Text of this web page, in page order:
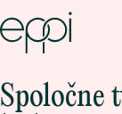
Spoločne